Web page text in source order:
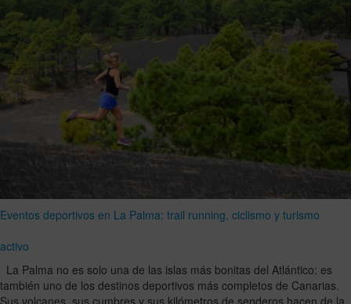
Eventos deportivos en La Palma: trail running, ciclismo y turismo
activo
La Palma no es solo una de las islas más bonitas del Atlántico: es
también uno de los destinos deportivos más completos de Canarias.